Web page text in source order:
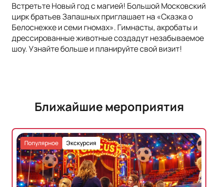
Встретьте Новый год с магией! Большой Московский
цирк братьев Запашных приглашает на «Сказка о
Белоснежке и семи гномах». Гимнасты, акробаты и
дрессированные животные создадут незабываемое
шоу. Узнайте больше и планируйте свой визит!
Ближайшие мероприятия
Экскурсия
Популярное